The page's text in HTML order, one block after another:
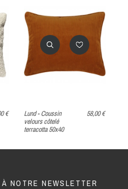
€
Lund - Coussin
velours côtelé
terracotta 50x40
58,00 €
NOTRE NEWSLETTER